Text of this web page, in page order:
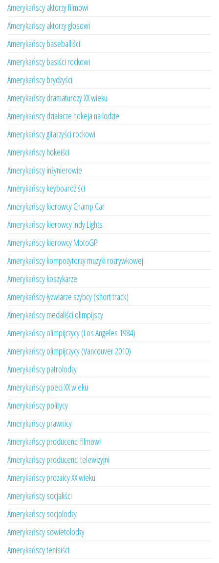
Amerykańscy aktorzy filmowi
Amerykańscy aktorzy głosowi
Amerykańscy baseballiści
Amerykańscy basiści rockowi
Amerykańscy brydżyści
Amerykańscy dramaturdzy XX wieku
Amerykańscy działacze hokeja na lodzie
Amerykańscy gitarzyści rockowi
Amerykańscy hokeiści
Amerykańscy inżynierowie
Amerykańscy keyboardziści
Amerykańscy kierowcy Champ Car
Amerykańscy kierowcy Indy Lights
Amerykańscy kierowcy MotoGP
Amerykańscy kompozytorzy muzyki rozrywkowej
Amerykańscy koszykarze
Amerykańscy łyżwiarze szybcy (short track)
Amerykańscy medaliści olimpijscy
Amerykańscy olimpijczycy (Los Angeles 1984)
Amerykańscy olimpijczycy (Vancouver 2010)
Amerykańscy patrolodzy
Amerykańscy poeci XX wieku
Amerykańscy politycy
Amerykańscy prawnicy
Amerykańscy producenci filmowi
Amerykańscy producenci telewizyjni
Amerykańscy prozaicy XX wieku
Amerykańscy socjaliści
Amerykańscy socjolodzy
Amerykańscy sowietolodzy
Amerykańscy tenisiści